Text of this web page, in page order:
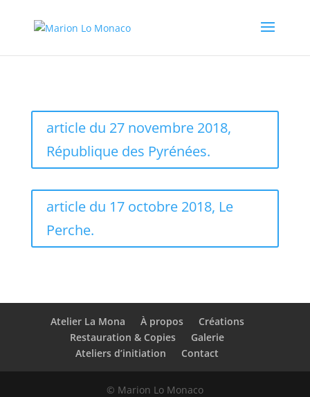
article du 27 novembre 2018,
République des Pyrénées.
article du 17 octobre 2018, Le
Perche.
Atelier La Mona À propos
Créations
Restauration & Copies
Galerie
Ateliers d’initiation
Contact
© Marion Lo Monaco